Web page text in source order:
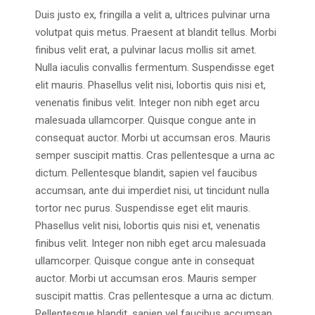
Duis justo ex, fringilla a velit a, ultrices pulvinar urna
volutpat quis metus. Praesent at blandit tellus. Morbi
finibus velit erat, a pulvinar lacus mollis sit amet.
Nulla iaculis convallis fermentum. Suspendisse eget
elit mauris. Phasellus velit nisi, lobortis quis nisi et,
venenatis finibus velit. Integer non nibh eget arcu
malesuada ullamcorper. Quisque congue ante in
consequat auctor. Morbi ut accumsan eros. Mauris
semper suscipit mattis. Cras pellentesque a urna ac
dictum. Pellentesque blandit, sapien vel faucibus
accumsan, ante dui imperdiet nisi, ut tincidunt nulla
tortor nec purus. Suspendisse eget elit mauris.
Phasellus velit nisi, lobortis quis nisi et, venenatis
finibus velit. Integer non nibh eget arcu malesuada
ullamcorper. Quisque congue ante in consequat
auctor. Morbi ut accumsan eros. Mauris semper
suscipit mattis. Cras pellentesque a urna ac dictum.